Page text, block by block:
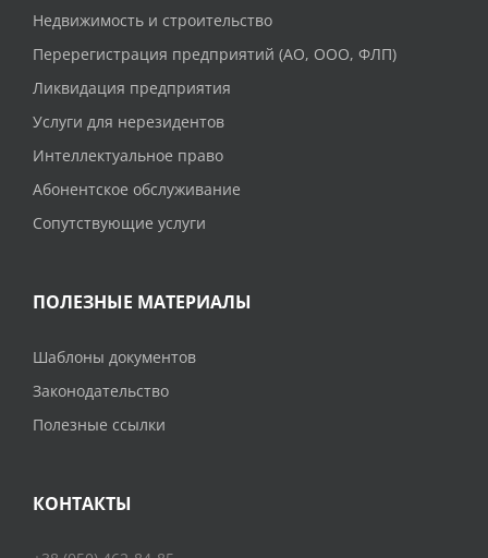
Недвижимость и строительство
Перерегистрация предприятий (АО, ООО, ФЛП)
Ликвидация предприятия
Услуги для нерезидентов
Интеллектуальное право
Абонентское обслуживание
Сопутствующие услуги
ПОЛЕЗНЫЕ МАТЕРИАЛЫ
Шаблоны документов
Законодательство
Полезные ссылки
КОНТАКТЫ